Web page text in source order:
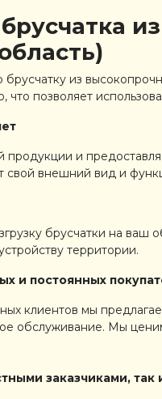
из
позволяет
и
свой внешний вид и
брусчатки на ваш
территории.
и постоянных
клиентов мы
обслуживание. Мы
заказчиками,